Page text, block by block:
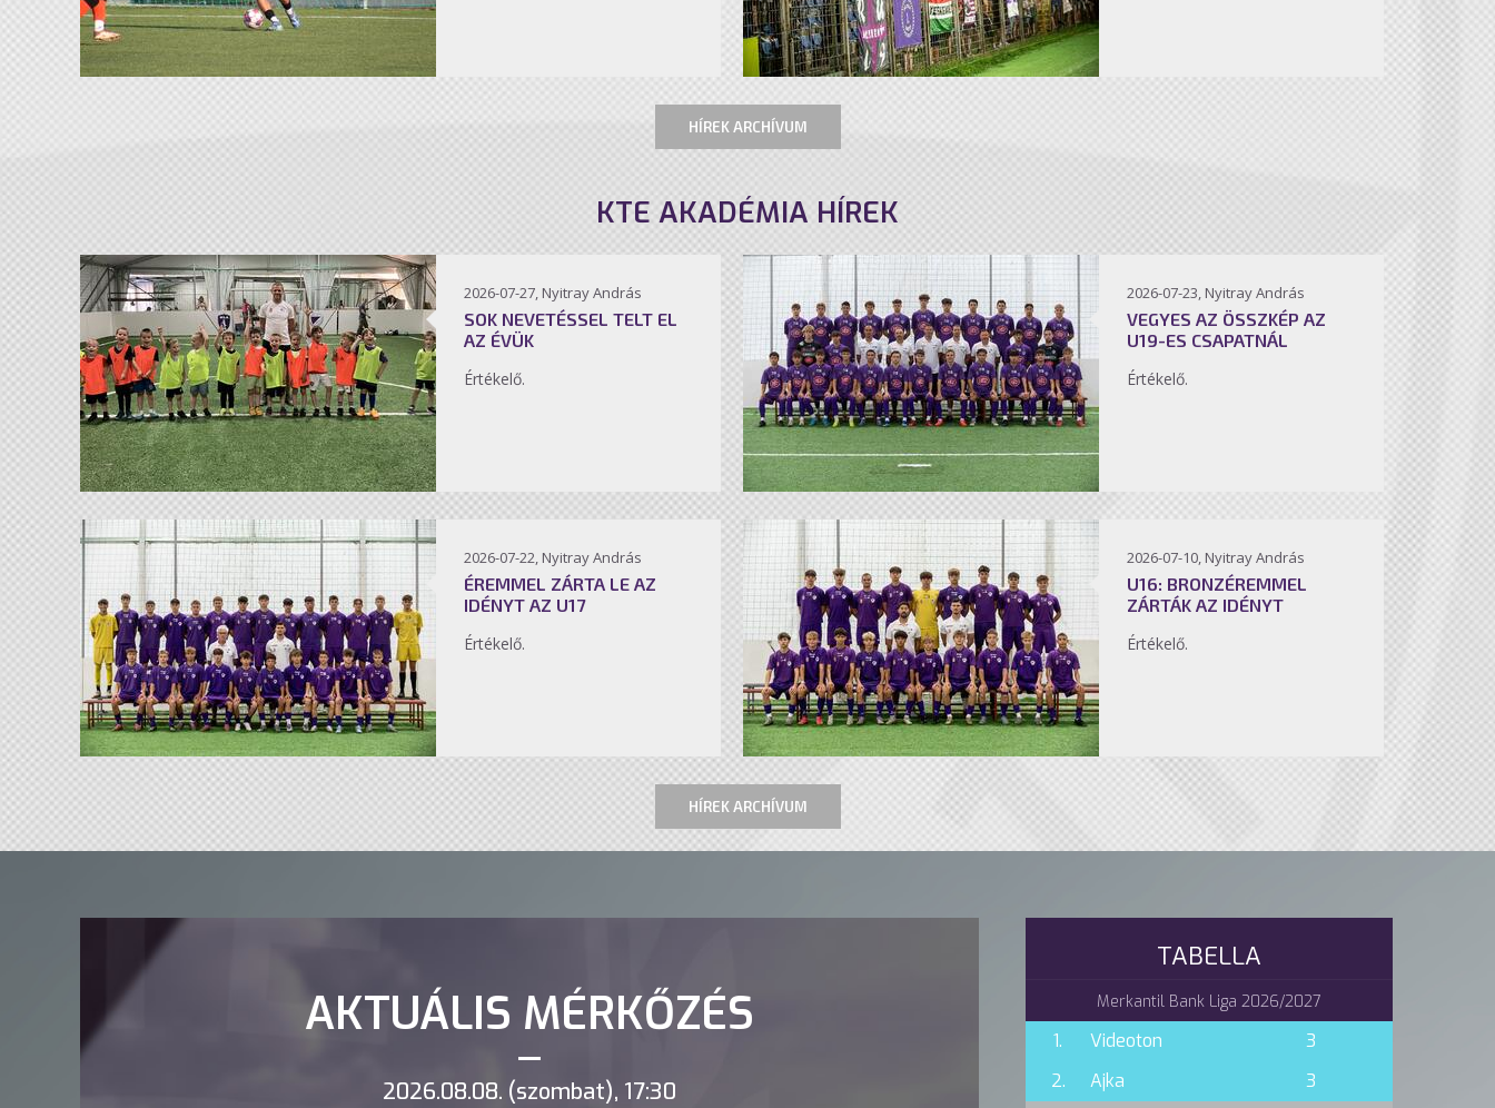
HÍREK ARCHÍVUM
KTE AKADÉMIA HÍREK
2026-07-27, Nyitray András
SOK NEVETÉSSEL TELT EL
AZ ÉVÜK
Értékelő.
2026-07-23, Nyitray András
VEGYES AZ ÖSSZKÉP AZ
U19-ES CSAPATNÁL
Értékelő.
2026-07-22, Nyitray András
ÉREMMEL ZÁRTA LE AZ
IDÉNYT AZ U17
Értékelő.
2026-07-10, Nyitray András
U16: BRONZÉREMMEL
ZÁRTÁK AZ IDÉNYT
Értékelő.
HÍREK ARCHÍVUM
AKTUÁLIS MÉRKŐZÉS
2026.08.08. (szombat), 17:30
TABELLA
Merkantil Bank Liga 2026/2027
1. Videoton
3
2.
Ajka
3